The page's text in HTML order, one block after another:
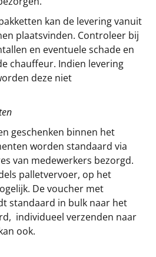
kan de levering vanuit
plaatsvinden. Controleer bij
en eventuele schade en
chauffeur. Indien levering
deze niet
geschenken binnen het
worden standaard via
van medewerkers bezorgd.
palletvervoer, op het
De voucher met
standaard in bulk naar het
individueel verzenden naar
ook.